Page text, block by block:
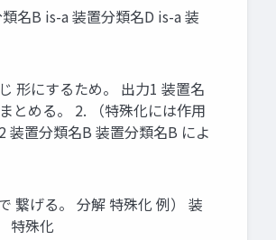
名B is-a 装置分類名D is-a 装
形にするため。 出力1 装置名
とめる。 2. （特殊化には作用
装置分類名B 装置分類名B によ
繋げる。 分解 特殊化 例） 装
特殊化